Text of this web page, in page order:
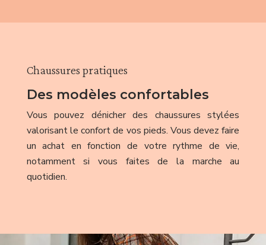
Chaussures pratiques
Des modèles confortables
Vous pouvez dénicher des chaussures stylées
valorisant le confort de vos pieds. Vous devez faire
un achat en fonction de votre rythme de vie,
notamment si vous faites de la marche au
quotidien.